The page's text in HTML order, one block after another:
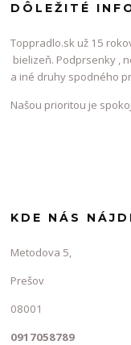
DÔLEŽITÉ
Toppradlo.sk už 15
bielizeň. Podprsenky ,
a iné druhy spodného
Našou prioritou je
KDE NÁS
Metodova 5,
Prešov
08001
0917058789